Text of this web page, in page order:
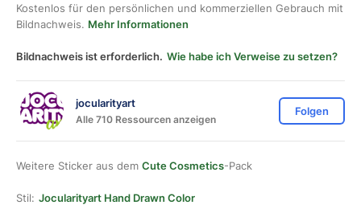
Kostenlos für den persönlichen und kommerziellen Gebrauch mit
Bildnachweis. Mehr Informationen
Bildnachweis ist erforderlich. Wie habe ich Verweise zu setzen?
jocularityart
Alle 710 Ressourcen anzeigen
Folgen
Weitere Sticker aus dem Cute Cosmetics-Pack
Stil: Jocularityart Hand Drawn Color